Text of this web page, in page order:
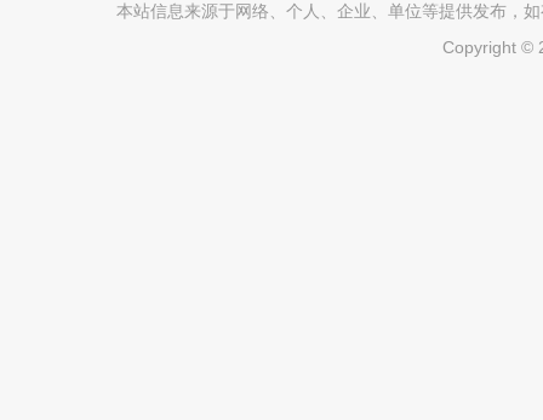
本站信息来源于网络、个人、企业、单位等提供发布，
Copyright ©